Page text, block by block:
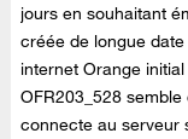
jours en souhaitant
créée de longue
internet Orange initial
OFR203_528
connecte au serveur